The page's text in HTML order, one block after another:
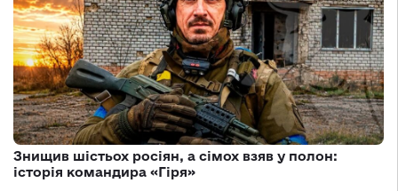
Знищив шістьох росіян, а сімох взяв у полон:
історія командира «Гіря»